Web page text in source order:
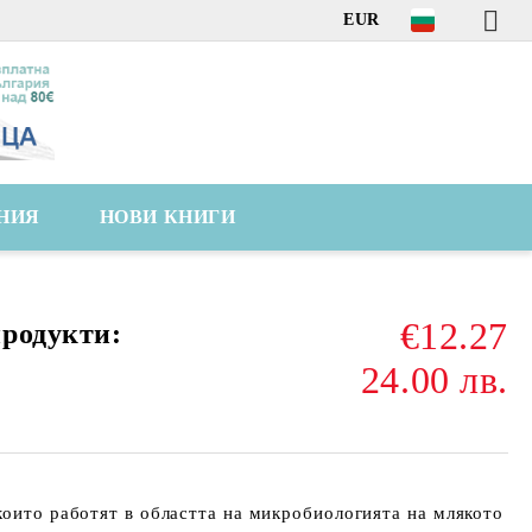
EUR
НОВИ КНИГИ
€12.27
24.00 лв.
работят в областта на микробиологията на млякото